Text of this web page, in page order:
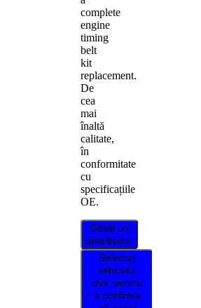
complete
engine
timing
belt
kit
replacement.
De
cea
mai
înaltă
calitate,
în
conformitate
cu
specificațiile
OE.
Găsiți un
distribuitor
Selectați
vehiculul
dvs. pentru
a confirma